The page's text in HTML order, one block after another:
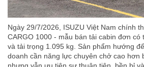
Ngày 29/7/2026, ISUZU Việt Nam chính
CARGO 1000 - mẫu bán tải cabin đơn có
và tải trọng 1.095 kg. Sản phẩm hướng
doanh cần năng lực chuyên chở cao hơn
nhưng vẫn ưu tiên sự thuận tiện, bền bỉ